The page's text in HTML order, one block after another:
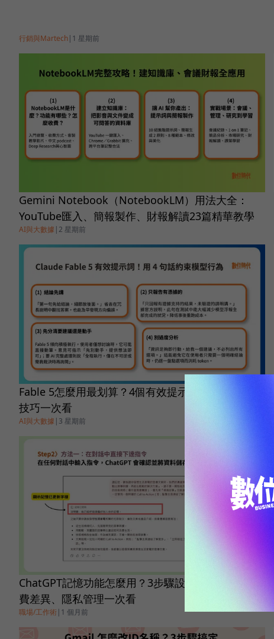
行銷與Martech| 1 星期前
Gemini Notebook（NotebookLM）用法大全：
YouTube匯入、簡報製作、財報解讀23篇精華教學
AI與大數據 |2 星期前
Fable 5怎麼用最划算？4個有效提示詞、精簡上下文
技巧一次看
AI與大數據 | 3 星期前
ChatGPT記憶功能怎麼用？3步驟設定教學、免費付
費差異、隱私管理一次看
職場/工作術 | 1 個月前